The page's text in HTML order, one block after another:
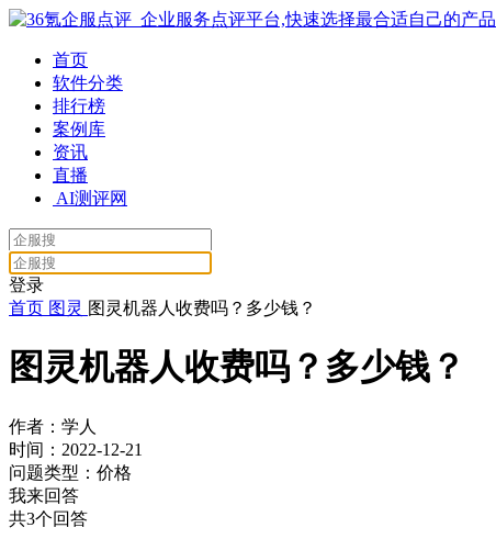
首页
软件分类
排行榜
案例库
资讯
直播
AI测评网
登录
首页 图灵 图灵机器人收费吗？多少钱？
图灵机器人收费吗？多少钱？
作者：学人
时间：2022-12-21
问题类型：价格
我来回答
共3个回答